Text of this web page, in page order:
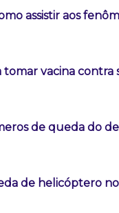
assistir aos
vacina contra
de queda do
de helicóptero